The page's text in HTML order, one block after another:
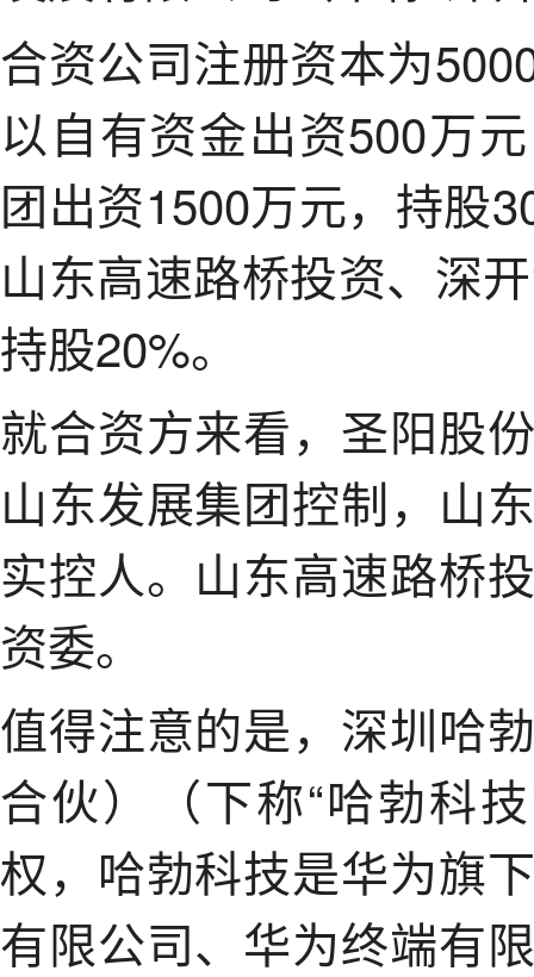
合资公司注册资本为
以自有资金出资500万
团出资1500万元，持股
山东高速路桥投资、深
持股20%。
就合资方来看，圣阳股
山东发展集团控制，山
实控人。山东高速路桥
资委。
值得注意的是，深圳哈
合伙）（下称“哈勃科
权，哈勃科技是华为旗
有限公司、华为终端有